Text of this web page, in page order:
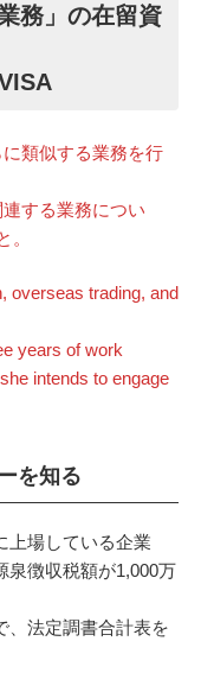
務」の在留資
類似する業務を行
する業務につい
。
overseas trading, and
years of work
intends to engage
を知る
上場している企業
泉徴収税額が1,000万
、法定調書合計表を